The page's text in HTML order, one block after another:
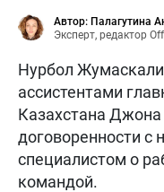
Автор: Палагутина
Эксперт, редактор
Нурбол
ассистентами
Казахстана
договоренности с
специалистом о
командой.